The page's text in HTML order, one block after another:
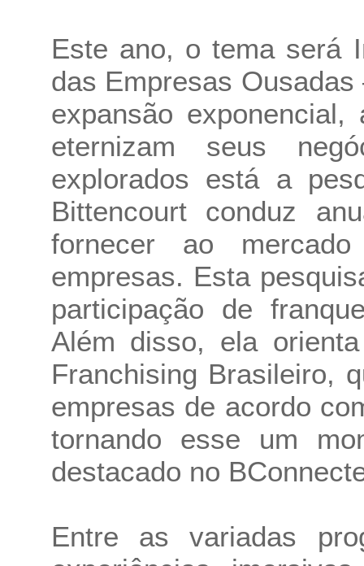
Este ano, o tema será
das Empresas
expansão
eternizam seus
explorados está a
Bittencourt conduz
fornecer ao
empresas. Esta
participação de
Além disso, ela
Franchising Brasileiro,
empresas de acordo
tornando esse um
destacado no
Entre as variadas